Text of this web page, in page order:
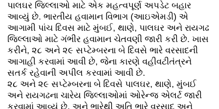
પાલઘર જિલ્લાઓ માટે એક મહત્વપૂર્ણ અપડેટ બહાર
આવ્યું છે. ભારતીય હવામાન વિભાગ (આઇએમડી) એ
આગામી પાંચ દિવસ માટે મુંબઈ, થાણે, પાલઘર અને રાયગઢ
જિલ્લાઓ માટે ગંભીર હવામાન ચેતવણી જારી કરી છે. ખાસ
કરીને, ૨૮ અને ૨૯ સપ્ટેમ્બરના બે દિવસે ભારે વરસાદની
આગાહી કરવામાં આવી છે, જેના કારણે વહીવટીતંત્રને
સતર્ક રહેવાની અપીલ કરવામાં આવી છે.
૨૮ અને ૨૯ સપ્ટેમ્બરના બે દિવસે પાલઘર, થાણે, મુંબઈ
અને રાયગઢના ચારેય જિલ્લાઓમાં ઓરેન્જ એલર્ટ જારી
કરવામાં આવ્યું છે, અને ભારેથી અતિ ભારે વરસાદ અને